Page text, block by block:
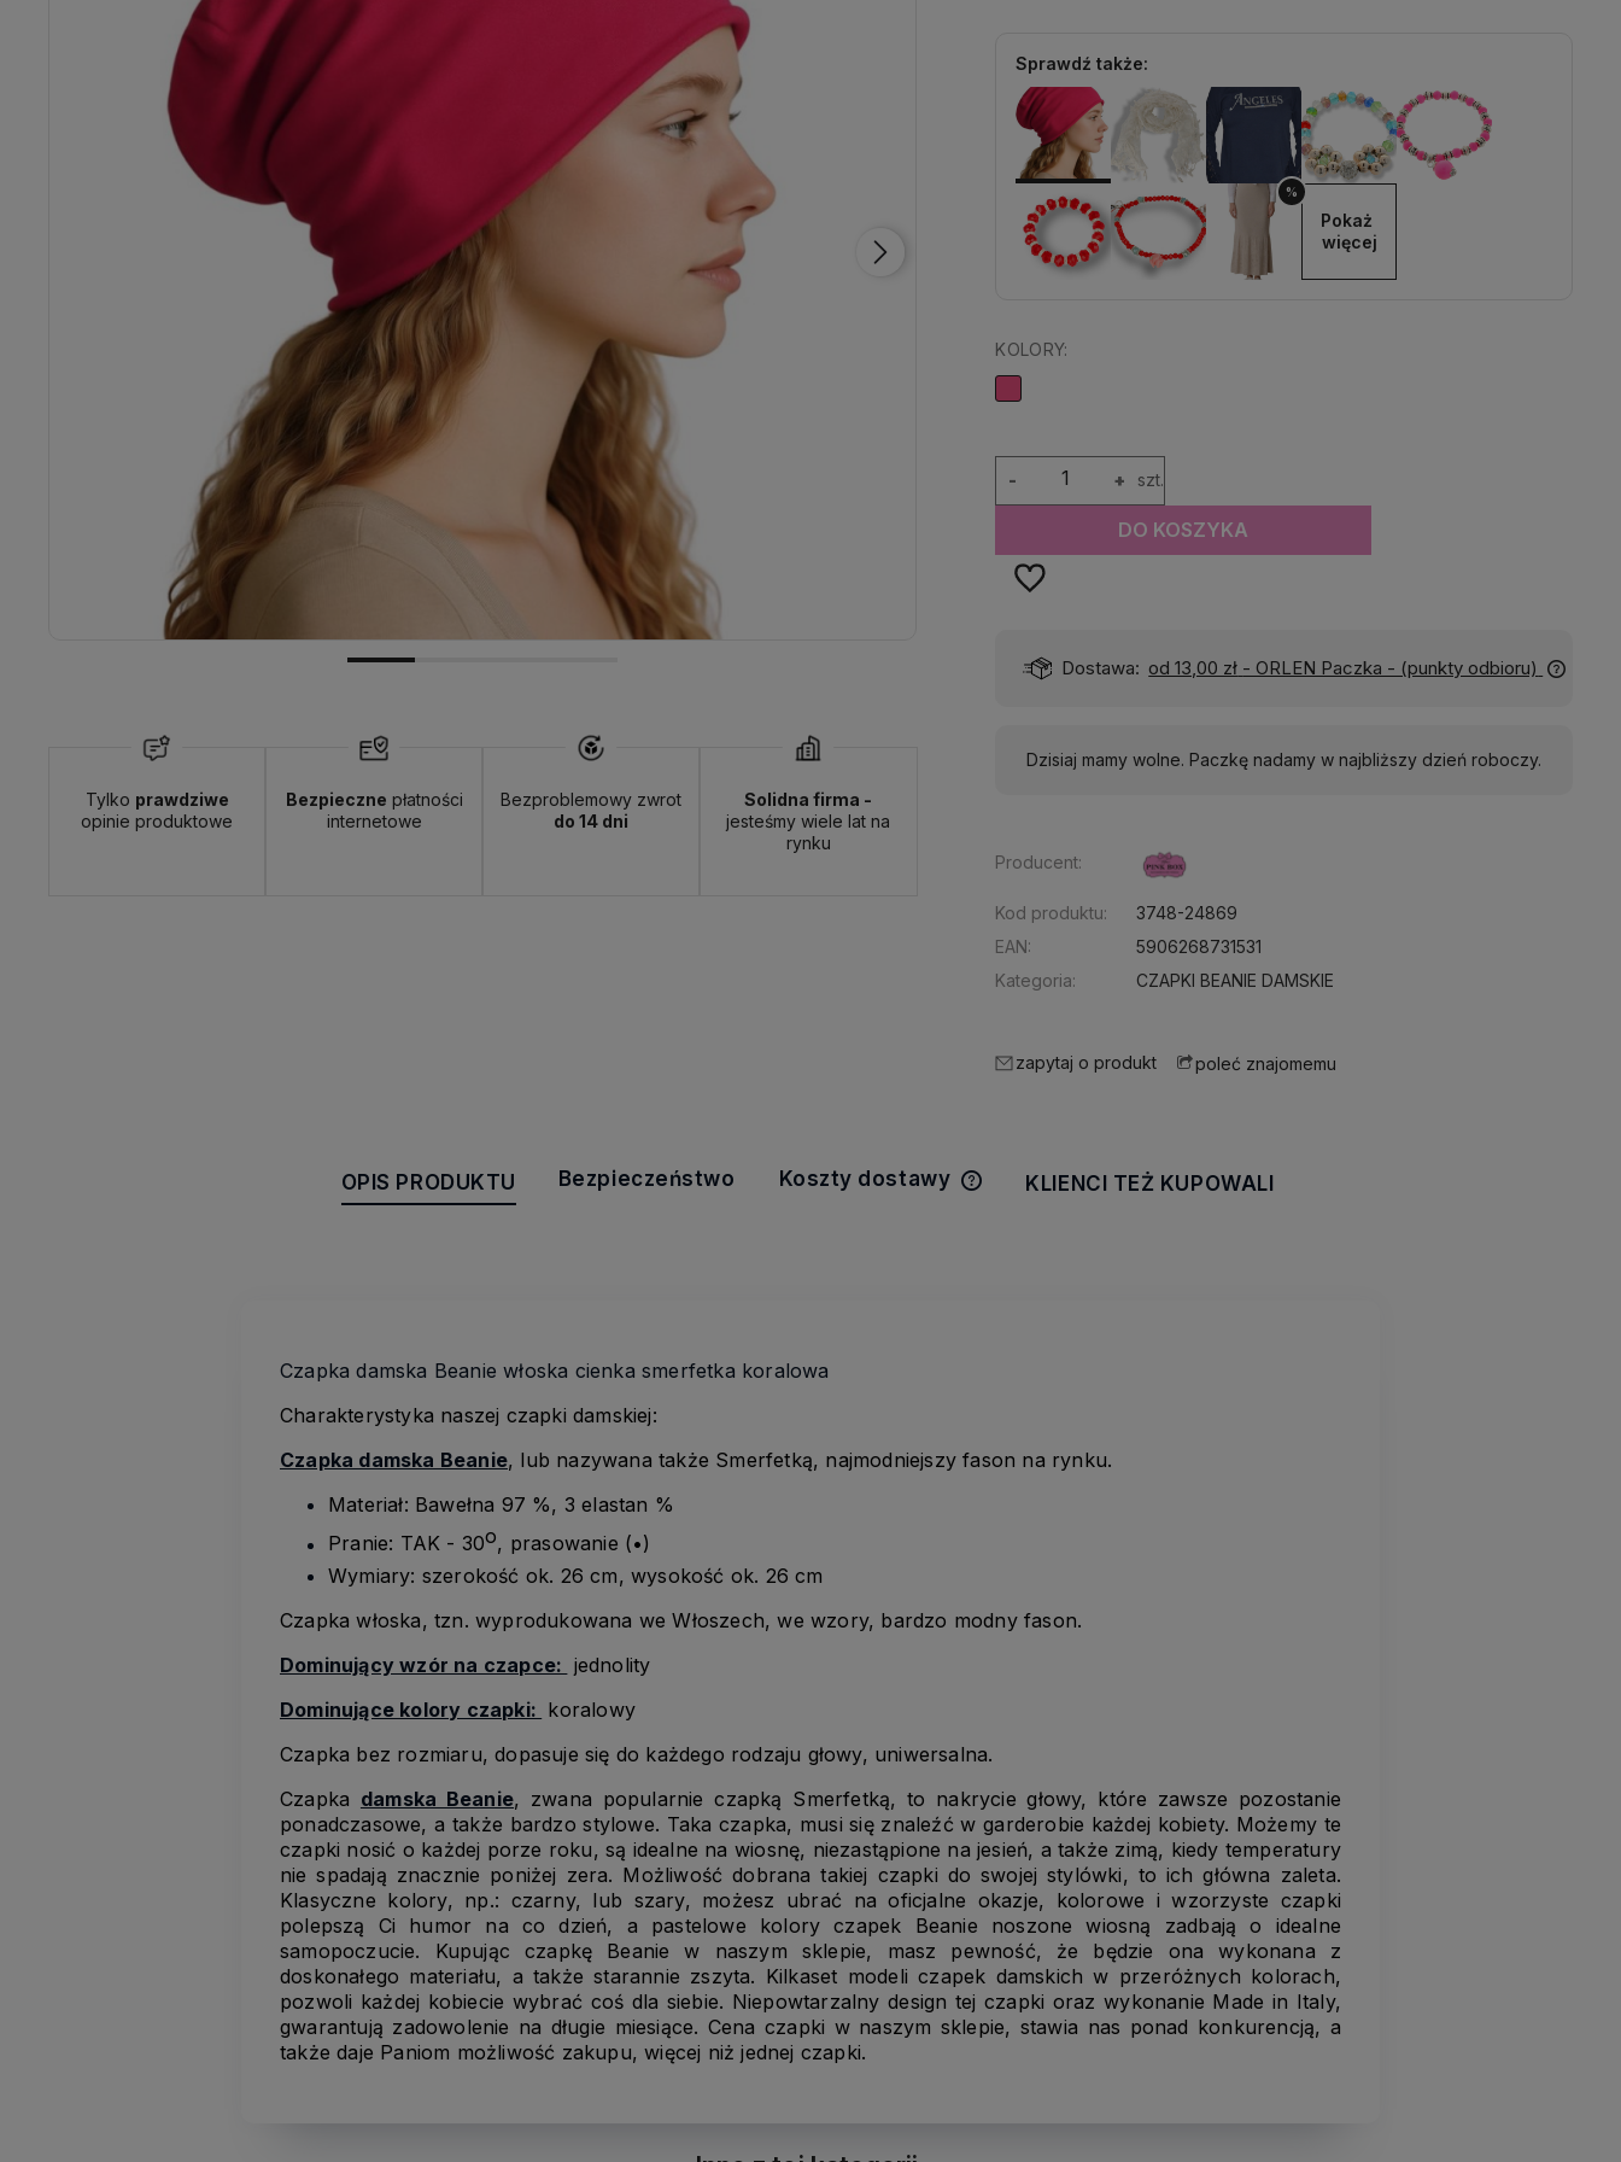
Tylko prawdziwe
opinie produktowe
Bezpieczne płatności
internetowe
Bezproblemowy zwrot
do 14 dni
Solidna firma -
jesteśmy wiele lat na
rynku
Sprawdź także:
%
Pokaż
więcej
KOLORY:
+
- szt.
DO KOSZYKA
Wyślemy do Ciebie w: 24 godziny
Dzisiaj mamy wolne. Paczkę nadamy w najbliższy dzień roboczy.
Producent:
Kod produktu:
3748-24869
EAN:
5906268731531
Kategoria:
CZAPKI BEANIE DAMSKIE
zapytaj o produkt poleć znajomemu
OPIS PRODUKTU Bezpieczeństwo Koszty dostawy KLIENCI TEŻ KUPOWALI
Czapka damska Beanie włoska cienka smerfetka koralowa
Charakterystyka naszej czapki damskiej:
Czapka damska Beanie, lub nazywana także Smerfetką, najmodniejszy fason na rynku.
Materiał: Bawełna 97 %, 3 elastan %
Pranie: TAK - 30o, prasowanie (•)
Wymiary: szerokość ok. 26 cm, wysokość ok. 26 cm
Czapka włoska, tzn. wyprodukowana we Włoszech, we wzory, bardzo modny fason.
Dominujący wzór na czapce: jednolity
Dominujące kolory czapki: koralowy
Czapka bez rozmiaru, dopasuje się do każdego rodzaju głowy, uniwersalna.
Czapka damska Beanie, zwana popularnie czapką Smerfetką, to nakrycie głowy, które zawsze pozostanie
ponadczasowe, a także bardzo stylowe. Taka czapka, musi się znaleźć w garderobie każdej kobiety. Możemy te
czapki nosić o każdej porze roku, są idealne na wiosnę, niezastąpione na jesień, a także zimą, kiedy temperatury
nie spadają znacznie poniżej zera. Możliwość dobrana takiej czapki do swojej stylówki, to ich główna zaleta.
Klasyczne kolory, np.: czarny, lub szary, możesz ubrać na oficjalne okazje, kolorowe i wzorzyste czapki
polepszą Ci humor na co dzień, a pastelowe kolory czapek Beanie noszone wiosną zadbają o idealne
samopoczucie. Kupując czapkę Beanie w naszym sklepie, masz pewność, że będzie ona wykonana z
doskonałego materiału, a także starannie zszyta. Kilkaset modeli czapek damskich w przeróżnych kolorach,
pozwoli każdej kobiecie wybrać coś dla siebie. Niepowtarzalny design tej czapki oraz wykonanie Made in Italy,
gwarantują zadowolenie na długie miesiące. Cena czapki w naszym sklepie, stawia nas ponad konkurencją, a
także daje Paniom możliwość zakupu, więcej niż jednej czapki.